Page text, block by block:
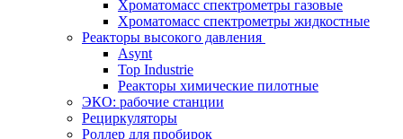
Хроматомасс спектрометры газовые
Хроматомасс спектрометры жидкостные
Реакторы высокого давления
Asynt
Top Industrie
Реакторы химические пилотные
ЭКО: рабочие станции
Рециркуляторы
Роллер для пробирок